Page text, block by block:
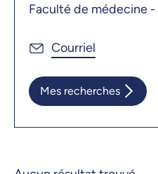
Faculté de médecine
Mes recherches